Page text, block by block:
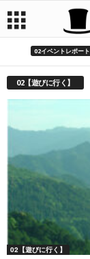
02イベントレポート
02【遊びに行く】
02【遊びに行く】